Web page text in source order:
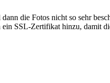
die Fotos nicht so sehr
SSL-Zertifikat hinzu, damit